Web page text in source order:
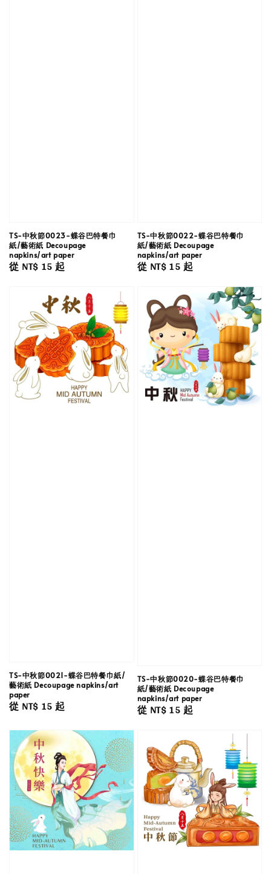
TS-中秋節0023-蝶谷巴特餐巾
紙/藝術紙 Decoupage
napkins/art paper
Regular
從 NT$ 15起
TS-中秋節0022-蝶谷巴特餐巾
紙/藝術紙 Decoupage
napkins/art paper
Regular
從 NT$ 15起
TS-中秋節0021-蝶谷巴特餐巾紙/
藝術紙 Decoupage napkins/art
paper
Regular
從 NT$ 15起
TS-中秋節0020-蝶谷巴特餐巾
紙/藝術紙 Decoupage
napkins/art paper
Regular
從 NT$ 15起